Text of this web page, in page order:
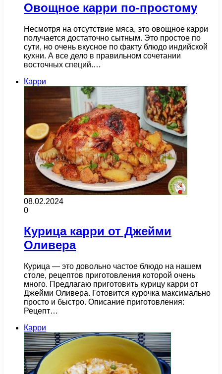
Овощное карри по-простому
Несмотря на отсутствие мяса, это овощное карри
получается достаточно сытным. Это простое по
сути, но очень вкусное по факту блюдо индийской
кухни. А все дело в правильном сочетании
восточных специй.…
Карри
08.02.2024
0
Курица карри от Джейми
Оливера
Курица — это довольно частое блюдо на нашем
столе, рецептов приготовления которой очень
много. Предлагаю приготовить курицу карри от
Джейми Оливера. Готовится курочка максимально
просто и быстро. Описание приготовления:
Рецепт…
Карри